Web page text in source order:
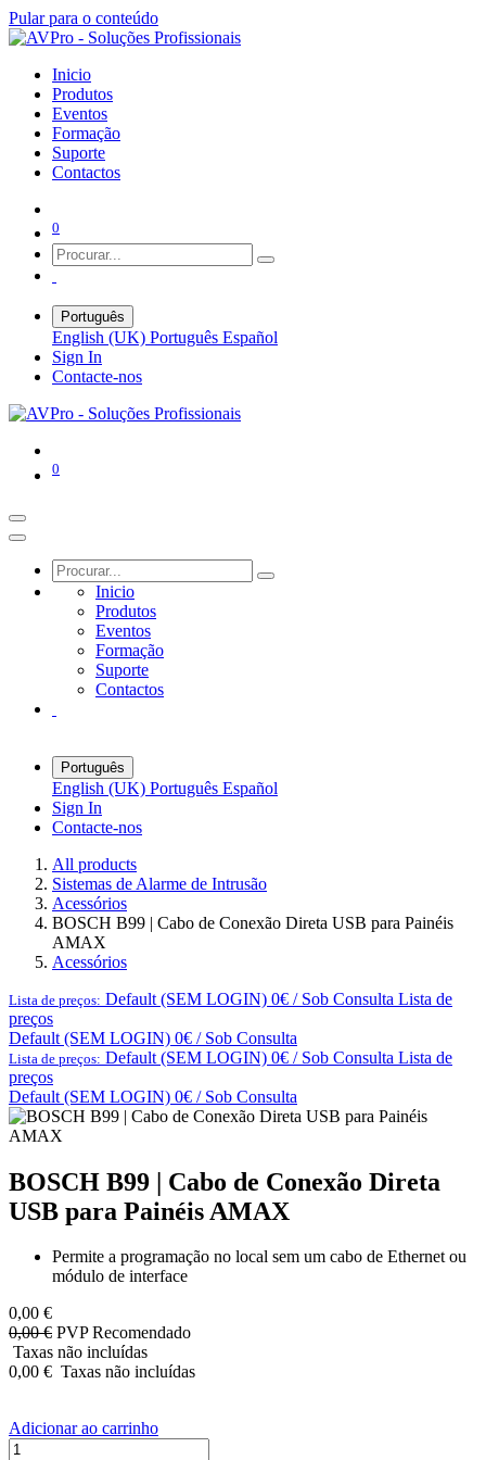
Pular para o conteúdo
Inicio
Produtos
Eventos
Formação
Suporte
Contactos
0
Português
English (UK) Português Español
Sign In
Contacte-nos
0
Inicio
Produtos
Eventos
Formação
Suporte
Contactos
Português
English (UK) Português Español
Sign In
Contacte-nos
All products
Sistemas de Alarme de Intrusão
Acessórios
BOSCH B99 | Cabo de Conexão Direta USB para Painéis
AMAX
Acessórios
Lista de preços: Default (SEM LOGIN) 0€ / Sob Consulta Lista de
preços
Default (SEM LOGIN) 0€ / Sob Consulta
Lista de preços: Default (SEM LOGIN) 0€ / Sob Consulta Lista de
preços
Default (SEM LOGIN) 0€ / Sob Consulta
BOSCH B99 | Cabo de Conexão Direta
USB para Painéis AMAX
Permite a programação no local sem um cabo de Ethernet ou
módulo de interface
0,00 €
0,00€ PVP Recomendado
Taxas não incluídas
0,00 € Taxas não incluídas
Adicionar ao carrinho